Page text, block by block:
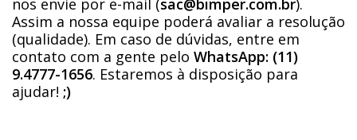
Assim a nossa equipe poderá avaliar a resolução
(qualidade). Em caso de dúvidas, entre em
contato com a gente pelo WhatsApp: (11)
9.4777-1656. Estaremos à disposição para
ajudar! ;)